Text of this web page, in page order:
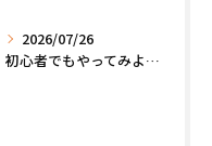
2026/07/26
初心者でもやってみよう、格闘技でダイエット、脂肪燃焼🔥